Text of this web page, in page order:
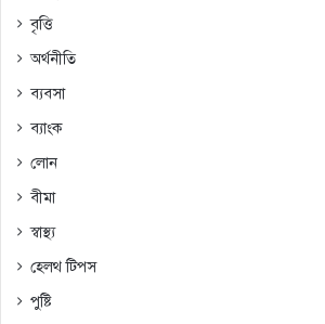
বৃত্তি
অর্থনীতি
ব্যবসা
ব্যাংক
লোন
বীমা
স্বাস্থ্য
হেলথ টিপস
পুষ্টি